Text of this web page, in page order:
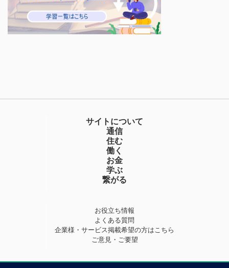
サイトについて
通信
住む
働く
お金
学ぶ
繋がる
お役立ち情報
よくある質問
企業様・サービス掲載希望の方はこちら
ご意見・ご要望